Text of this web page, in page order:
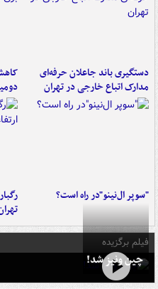
دستگیری باند جاعلان حرفه‌ای
مدارک اتباع خارجی در تهران
"سوپر ال‌نینو"در راه است؟
فیلم برگزیده
چین ونیز شد!